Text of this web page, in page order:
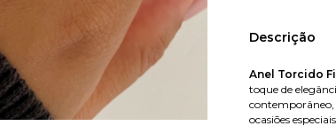
Descrição
Anel Torcido
toque de
contemporâneo,
ocasiões